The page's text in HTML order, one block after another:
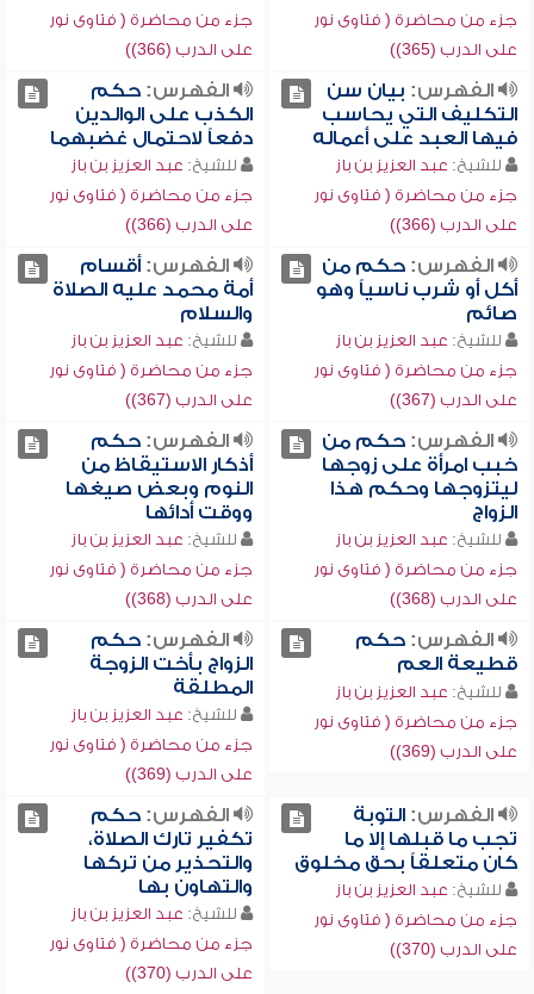
جزء من محاضرة ( فتاوى نور
على الدرب (365))
جزء من محاضرة ( فتاوى نور
على الدرب (366))
الفهرس: بيان سن
التكليف التي يحاسب
فيها العبد على أعماله
للشيخ: عبد العزيز بن باز
جزء من محاضرة ( فتاوى نور
على الدرب (366))
الفهرس:حكم
الكذب على الوالدين
دفعاً لاحتمال غضبهما
للشيخ: عبد العزيز بن باز
جزء من محاضرة ( فتاوى نور
على الدرب (366))
الفهرس:حكم من
أكل أو شرب ناسياً وهو
صائم
للشيخ: عبد العزيز بن باز
جزء من محاضرة ( فتاوى نور
على الدرب (367))
الفهرس:أقسام
أمة محمد عليه الصلاة
والسلام
للشيخ: عبد العزيز بن باز
جزء من محاضرة ( فتاوى نور
على الدرب (367))
الفهرس:حكم من
خبب امرأة على زوجها
ليتزوجها وحكم هذا
الزواج
للشيخ: عبد العزيز بن باز
جزء من محاضرة ( فتاوى نور
على الدرب (368))
الفهرس:حكم
أذكار الاستيقاظ من
النوم وبعض صيغها
ووقت أدائها
للشيخ: عبد العزيز بن باز
جزء من محاضرة ( فتاوى نور
على الدرب (368))
الفهرس:حكم
قطيعة العم
للشيخ: عبد العزيز بن باز
جزء من محاضرة ( فتاوى نور
على الدرب (369))
الفهرس:حكم
الزواج بأخت الزوجة
المطلقة
للشيخ: عبد العزيز بن باز
جزء من محاضرة ( فتاوى نور
على الدرب (369))
الفهرس:التوبة
تجب ما قبلها إلا ما
كان متعلقاً بحق مخلوق
للشيخ: عبد العزيز بن باز
جزء من محاضرة ( فتاوى نور
على الدرب (370))
الفهرس:حكم
تكفير تارك الصلاة،
والتحذير من تركها
والتهاون بها
للشيخ: عبد العزيز بن باز
جزء من محاضرة ( فتاوى نور
على الدرب (370))